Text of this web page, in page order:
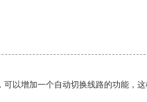
以增加一个自动切换线路的功能，